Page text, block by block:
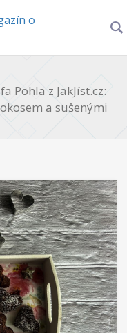
o
Pohla z JakJíst.cz:
a sušenými